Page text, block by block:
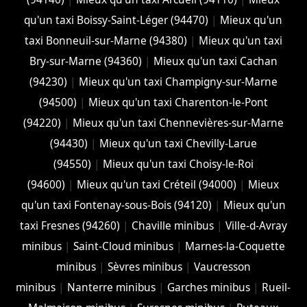
qu'un taxi Boissy-Saint-Léger (94470) | Mieux qu'un
taxi Bonneuil-sur-Marne (94380) | Mieux qu'un taxi
Bry-sur-Marne (94360) | Mieux qu'un taxi Cachan
(94230) | Mieux qu'un taxi Champigny-sur-Marne
(94500) | Mieux qu'un taxi Charenton-le-Pont
(94220) | Mieux qu'un taxi Chennevières-sur-Marne
(94430) | Mieux qu'un taxi Chevilly-Larue
(94550) | Mieux qu'un taxi Choisy-le-Roi
(94600) | Mieux qu'un taxi Créteil (94000) | Mieux
qu'un taxi Fontenay-sous-Bois (94120) | Mieux qu'un
taxi Fresnes (94260) | Chaville minibus| Ville-d-Avray
minibus| Saint-Cloud minibus| Marnes-la-Coquette
minibus| Sèvres minibus| Vaucresson
minibus | Nanterre minibus | Garches minibus | Rueil-